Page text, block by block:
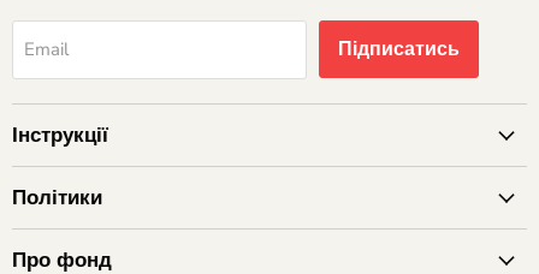
Email Підписатись
Інструкції
Політики
Про фонд